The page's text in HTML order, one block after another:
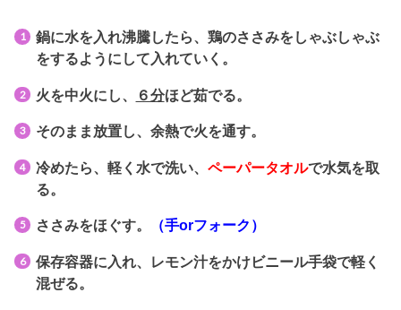
鍋に水を入れ沸騰したら、鶏のささみをしゃぶしゃぶ
をするようにして入れていく。
火を中火にし、 ６分ほど茹でる。
そのまま放置し、余熱で火を通す。
冷めたら、軽く水で洗い、 ペーパータオルで水気を取
る。
ささみをほぐす。 （手orフォーク）
保存容器に入れ、レモン汁をかけビニール手袋で軽く
混ぜる。